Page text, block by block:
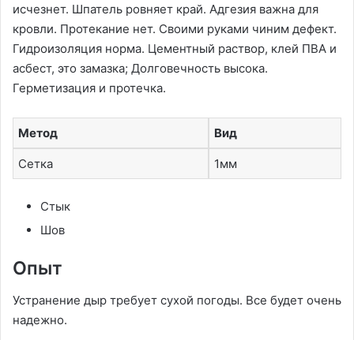
исчезнет. Шпатель ровняет край. Адгезия важна для
кровли. Протекание нет. Своими руками чиним дефект.
Гидроизоляция норма. Цементный раствор, клей ПВА и
асбест, это замазка; Долговечность высока.
Герметизация и протечка.
Метод Вид
Сетка 1мм
Стык
Шов
Опыт
Устранение дыр требует сухой погоды. Все будет очень
надежно.